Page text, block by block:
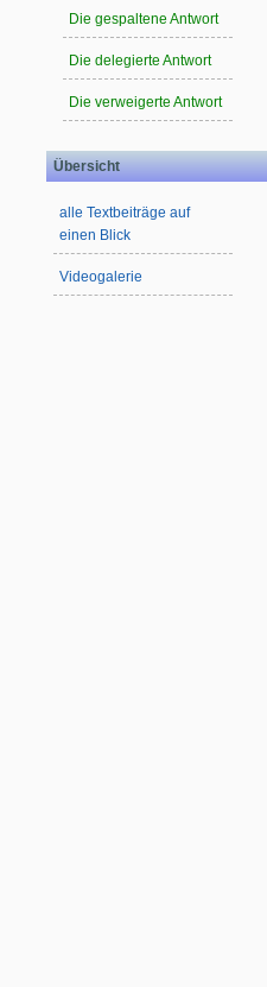
Die gespaltene Antwort
Die delegierte Antwort
Die verweigerte Antwort
Übersicht
alle Textbeiträge auf
einen Blick
Videogalerie